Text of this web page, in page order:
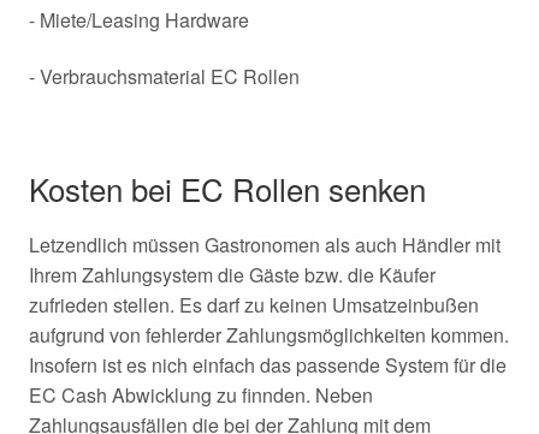
- Miete/Leasing Hardware
- Verbrauchsmaterial EC Rollen
Kosten bei EC Rollen senken
Letzendlich müssen Gastronomen als auch Händler mit
Ihrem Zahlungsystem die Gäste bzw. die Käufer
zufrieden stellen. Es darf zu keinen Umsatzeinbußen
aufgrund von fehlerder Zahlungsmöglichkeiten kommen.
Insofern ist es nich einfach das passende System für die
EC Cash Abwicklung zu finnden. Neben
Zahlungsausfällen die bei der Zahlung mit dem